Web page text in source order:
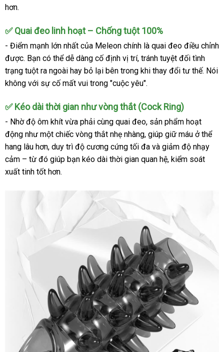
hơn.
✅ Quai đeo linh hoạt – Chống tuột 100%
- Điểm mạnh lớn nhất của Meleon chính là quai đeo điều chỉnh
được. Bạn có thể dễ dàng cố định vị trí, tránh tuyệt đối tình
trạng tuột ra ngoài hay bỏ lại bên trong khi thay đổi tư thế. Nói
không với sự cố mất vui trong "cuộc yêu".
✅ Kéo dài thời gian như vòng thắt (Cock Ring)
- Nhờ độ ôm khít vừa phải cùng quai đeo, sản phẩm hoạt
động như một chiếc vòng thắt nhẹ nhàng, giúp giữ máu ở thể
hang lâu hơn, duy trì độ cương cứng tối đa và giảm độ nhạy
cảm – từ đó giúp bạn kéo dài thời gian quan hệ, kiểm soát
xuất tinh tốt hơn.